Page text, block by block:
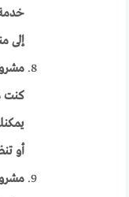
إلى
كنت
أو